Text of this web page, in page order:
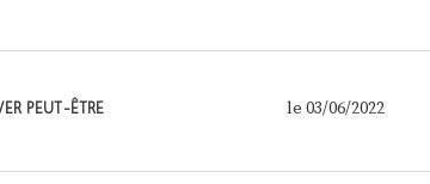
PEUT-ÊTRE le 03/06/2022